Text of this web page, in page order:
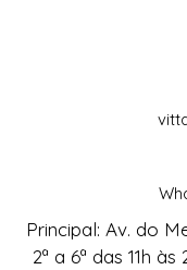
Principal: Av. do
2ª a 6ª das 11h